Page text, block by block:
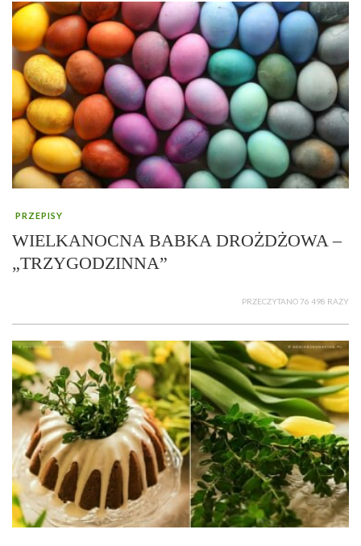
PRZEPISY
WIELKANOCNA BABKA DROŻDŻOWA –
„TRZYGODZINNA”
PRZECZYTANO 76 498 RAZY